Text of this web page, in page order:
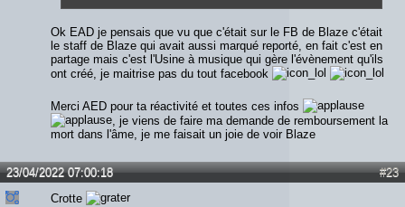
Ok EAD je pensais que vu que c'était sur le FB de Blaze c'était
le staff de Blaze qui avait aussi marqué reporté, en fait c'est en
partage mais c'est l'Usine à musique qui gère l'évènement qu'ils
ont créé, je maitrise pas du tout facebook
Merci AED pour ta réactivité et toutes ces infos
, je viens de faire ma demande de remboursement la
mort dans l'âme, je me faisait un joie de voir Blaze
#23
23/04/2022 07:00:18
Crotte